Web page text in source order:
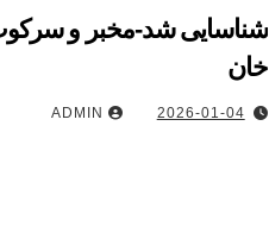
شناسایی شد-مخبر و
خان
2026-01-04
ADMIN